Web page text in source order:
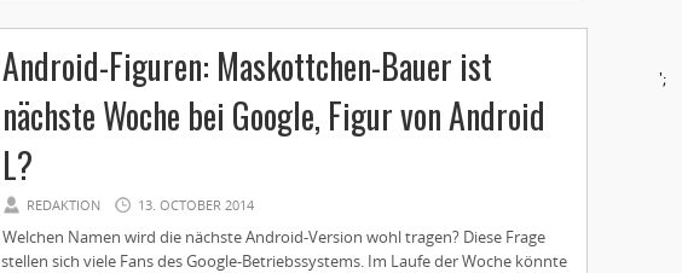
Android-Figuren: Maskottchen-Bauer ist
nächste Woche bei Google, Figur von Android
L?
REDAKTION 13. OCTOBER 2014
Welchen Namen wird die nächste Android-Version wohl tragen? Diese Frage
stellen sich viele Fans des Google-Betriebssystems. Im Laufe der Woche könnte
';